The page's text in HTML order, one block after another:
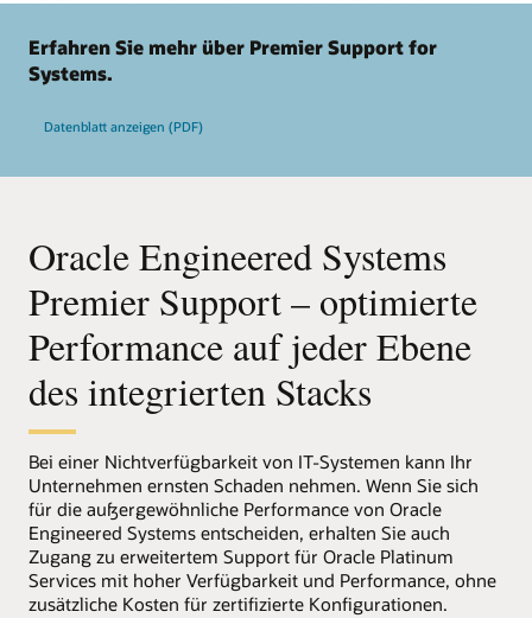
Erfahren Sie mehr über Premier Support for
Systems.
Datenblatt anzeigen (PDF)
Oracle Engineered Systems
Premier Support – optimierte
Performance auf jeder Ebene
des integrierten Stacks
Bei einer Nichtverfügbarkeit von IT-Systemen kann Ihr
Unternehmen ernsten Schaden nehmen. Wenn Sie sich
für die außergewöhnliche Performance von Oracle
Engineered Systems entscheiden, erhalten Sie auch
Zugang zu erweitertem Support für Oracle Platinum
Services mit hoher Verfügbarkeit und Performance, ohne
zusätzliche Kosten für zertifizierte Konfigurationen.